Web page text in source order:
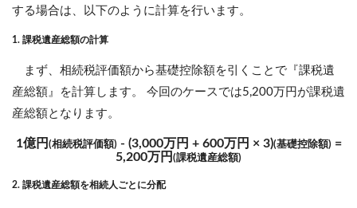
する場合は、以下のように計算を行います。
1. 課税遺産総額の計算
まず、相続税評価額から基礎控除額を引くことで『課税遺
産総額』を計算します。 今回のケースでは5,200万円が課税遺
産総額となります。
1億円 (相続税評価額) - (3,000万円 + 600万円 × 3)(基礎控除額) =
5,200万円 (課税遺産総額)
2. 課税遺産総額を相続人ごとに分配